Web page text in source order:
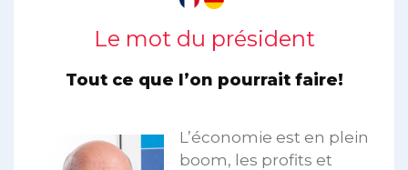
Le mot du président
Tout ce que l’on pourrait faire!
L’économie est en plein
boom, les profits et